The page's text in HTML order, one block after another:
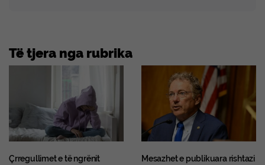
Të tjera nga rubrika
Çrregullimet e të ngrënit
Mesazhet e publikuara rishtazi